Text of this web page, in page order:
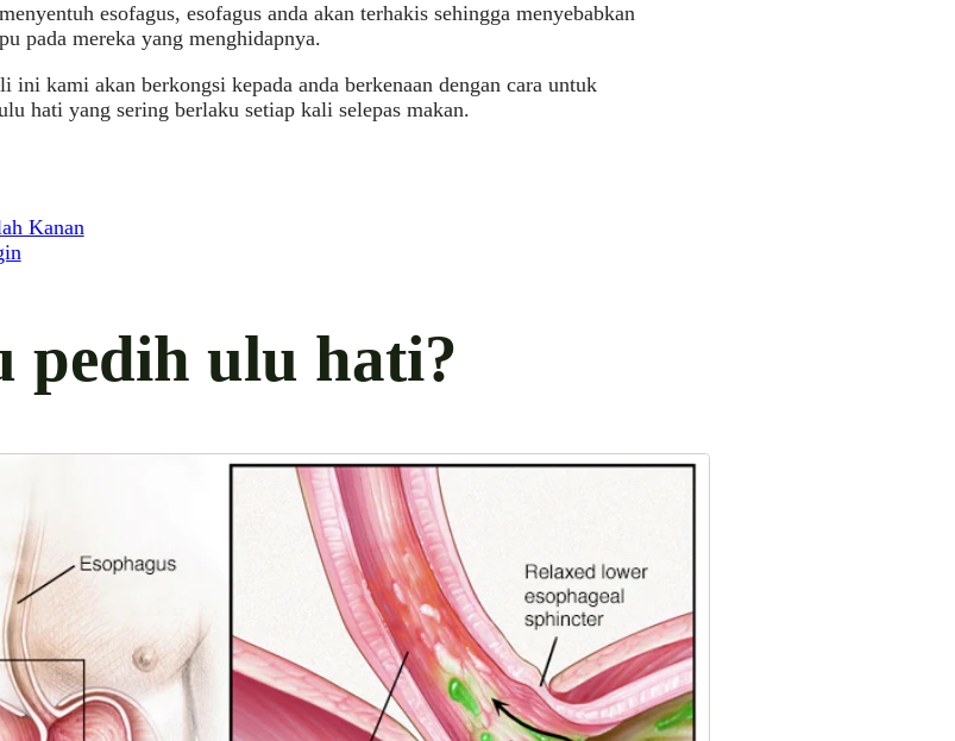
esofagus, esofagus anda akan terhakis sehingga menyebabkan
pada mereka yang menghidapnya.
ini kami akan berkongsi kepada anda berkenaan dengan cara untuk
hati yang sering berlaku setiap kali selepas makan.
Kanan
pedih ulu hati?